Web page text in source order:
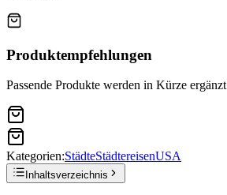
Produktempfehlungen
Passende Produkte werden in Kürze ergänzt
Kategorien:StädteStädtereisenUSA
Inhaltsverzeichnis